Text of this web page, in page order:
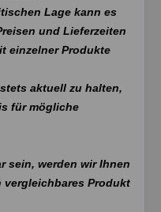
Lage kann es
und Lieferzeiten
einzelner Produkte
aktuell zu halten,
für mögliche
sein, werden wir Ihnen
Produkt